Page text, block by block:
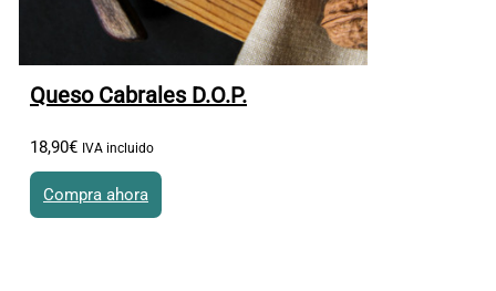
Queso Cabrales D.O.P.
18,90€ IVA incluido
Compra ahora